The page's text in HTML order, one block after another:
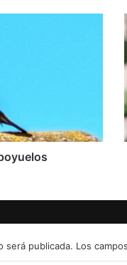
será publicada. Los